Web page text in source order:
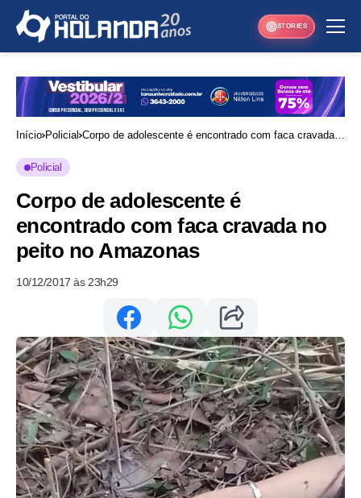
STORIES
Início Policial Corpo de adolescente é encontrado com faca cravada
Policial
Corpo de adolescente é
encontrado com faca cravada no
peito no Amazonas
10/12/2017 às 23h29